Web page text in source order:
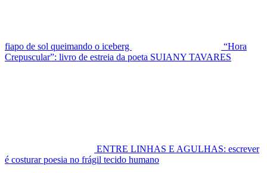
fiapo de sol queimando o iceberg
“Hora
Crepuscular”: livro de estreia da poeta SUIANY TAVARES
ENTRE LINHAS E AGULHAS: escrever
é costurar poesia no frágil tecido humano